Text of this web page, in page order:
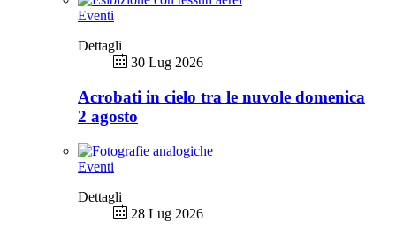
Eventi
Dettagli
30 Lug 2026
Acrobati in cielo tra le nuvole domenica
2 agosto
Eventi
Dettagli
28 Lug 2026